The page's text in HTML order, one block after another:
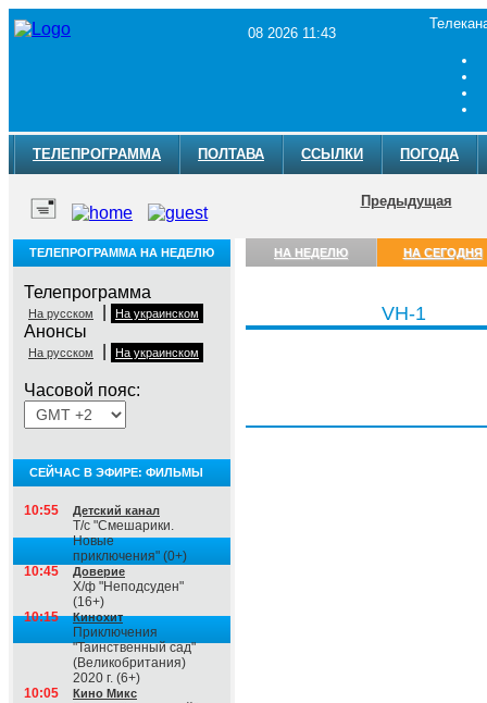
08 2026 11:43
ТЕЛЕПРОГРАММА ПОЛТАВА ССЫЛКИ ПОГОДА
Предыдущая
ТЕЛЕПРОГРАММА НА НЕДЕЛЮ
Телепрограмма
На русском На украинском
Анонсы
На русском На украинском
Часовой пояс:
СЕЙЧАС В ЭФИРЕ: ФИЛЬМЫ
10:55 Детский канал
Т/с "Смешарики.
Новые
приключения" (0+)
10:45
Доверие
Х/ф "Неподсуден"
(16+)
10:15
Кинохит
Приключения
"Таинственный сад"
(Великобритания)
2020 г. (6+)
10:05
Кино Микс
НА НЕДЕЛЮ НА СЕГОДНЯ
VH-1